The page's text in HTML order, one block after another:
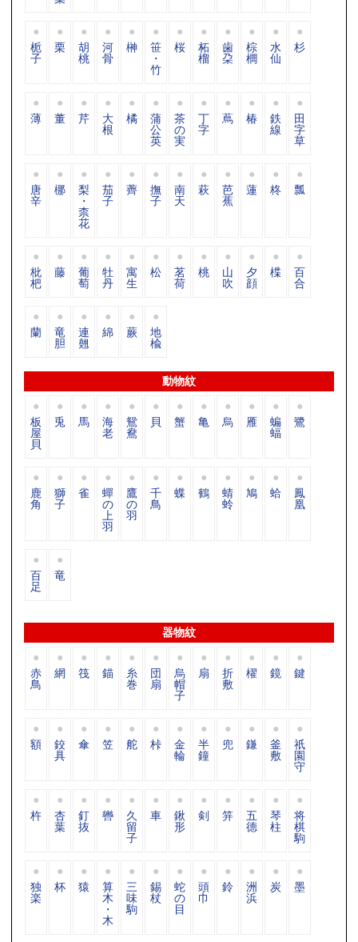
栀
子
栗 胡
桃
河
骨
榊 笹
・
竹
桜 柘
榴
歯
朶
棕
櫚
水
仙
杉
薄 董 芹 大
根
橘 蒲
公
英
茶
の
実
丁
字
蔦 椿 鉄
線
田
字
草
唐
辛
梛 梨
・
柰
花
茄
子
薺 撫
子
南
天
萩 芭
蕉
蓮 柊 瓢
枇
杷
藤 葡
萄
牡
丹
寓
生
松 茗
荷
桃 山
吹
夕
顔
楪 百
合
蘭 竜
胆
連
翹
綿 蕨 地
楡
動物紋
板
屋
貝
兎 馬 海
老
鴛
鴦
貝 蟹 亀 烏 雁 蝙
蝠
鷺
鹿
角
獅
子
雀 蟬
の
上
羽
鷹
の
羽
千
鳥
蝶 鶴 蜻
蛉
鳩 蛤 鳳
凰
百
足
竜
器物紋
赤
鳥
網 筏 錨 糸
巻
団
扇
烏
帽
子
扇 折
敷
櫂 鏡 鍵
額 鉸
具
傘 笠 舵 桛 金
輪
半
鐘
兜 鎌 釜
敷
祇
園
守
杵 杏
葉
釘
抜
轡 久
留
子
車 鍬
形
剣 笄 五
德
琴
柱
将
棋
駒
独
楽
杯 猿 算
木
・
木
三
味
駒
錫
杖
蛇
の
目
頭
巾
鈴 洲
浜
炭 墨